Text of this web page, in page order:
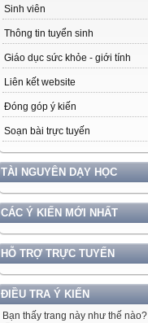
Sinh viên
Thông tin tuyển sinh
Giáo dục sức khỏe - giới tính
Liên kết website
Đóng góp ý kiến
Soạn bài trực tuyến
TÀI NGUYÊN DẠY HỌC
CÁC Ý KIẾN MỚI NHẤT
HỖ TRỢ TRỰC TUYẾN
ĐIỀU TRA Ý KIẾN
Bạn thấy trang này như thế nào?